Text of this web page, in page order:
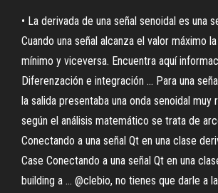
• La derivada de una señal senoidal es una
Cuando una señal alcanza el valor máximo
mínimo y viceversa. Encuentra aquí
Diferenzación e integración ... Para una
la salida presentaba una onda senoidal muy
según el análisis matemático se trata de
Conectando a una señal Qt en una clase
Case Conectando a una señal Qt en una
building a ... @clebio, no tienes que darle a